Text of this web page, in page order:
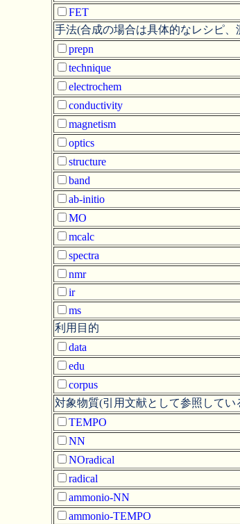
FET
手法(合成の場合は具体的なレシピ
prepn
technique
electrochem
conductivity
magnetism
optics
structure
band
ab-initio
MO
mcalc
spectra
nmr
ir
ms
利用目的
data
edu
corpus
対象物質(引用文献として参照して
TEMPO
NN
NOradical
radical
ammonio-NN
ammonio-TEMPO